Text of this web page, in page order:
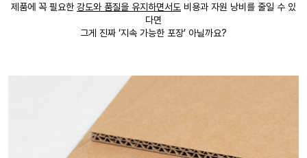
제품에 꼭 필요한 강도와 품질을 유지하면서도 비용과 자원 낭비를 줄일 수 있
다면
그게 진짜 ‘지속 가능한 포장’ 아닐까요?